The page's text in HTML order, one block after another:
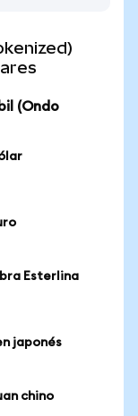
(Ondo
Esterlina
japonés
chino